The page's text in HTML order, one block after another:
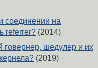
соединении на
referrer? (2014)
говернер, шедулер и их
(2019)